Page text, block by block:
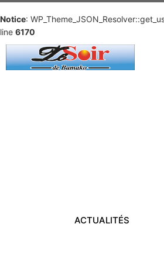
Notice:
line 6170
ACTUALITÉS